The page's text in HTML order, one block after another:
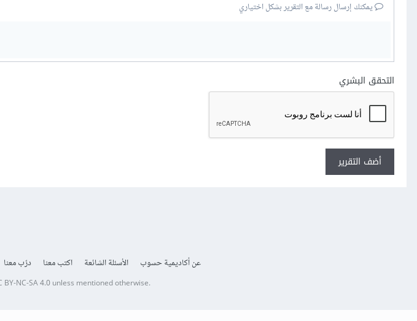
يمكنك إرسال رسالة مع التقرير بشكل اختياري
التحقق البشري
أضف التقرير
عن أكاديمية حسوب الأسئلة الشائعة اكتب معنا درّب معنا
BY-NC-SA 4.0unless mentioned otherwise.